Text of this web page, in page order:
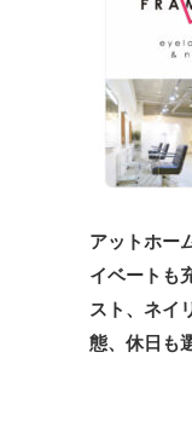
アットホー
イベートも
スト、ネイ
態、休日も